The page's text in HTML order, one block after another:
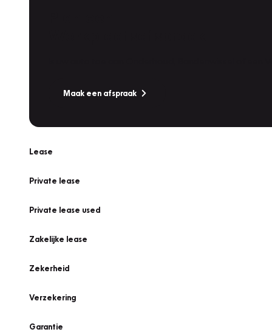
Maak een afspraak
Lease
Private lease
Private lease used
Zakelijke lease
Zekerheid
Verzekering
Garantie